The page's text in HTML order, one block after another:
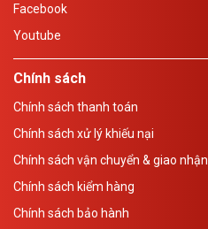
Facebook
Youtube
Chính sách
Chính sách thanh toán
Chính sách xử lý khiếu nại
Chính sách vận chuyển & giao nhận
Chính sách kiểm hàng
Chính sách bảo hành